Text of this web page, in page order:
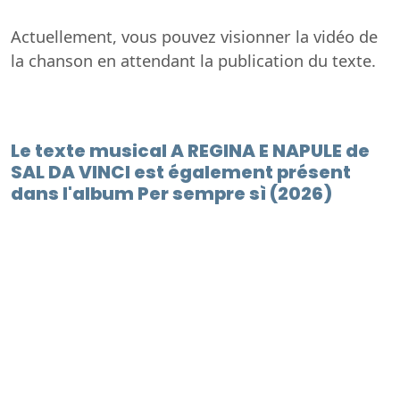
Actuellement, vous pouvez visionner la vidéo de
la chanson en attendant la publication du texte.
Le texte musical A REGINA E NAPULE de
SAL DA VINCI est également présent
dans l'album Per sempre sì (2026)